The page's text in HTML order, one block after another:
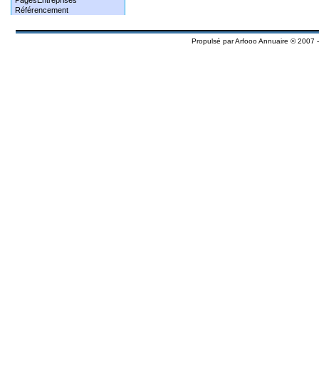
Référencement
Propulsé parArfooo Annuaire © 2007